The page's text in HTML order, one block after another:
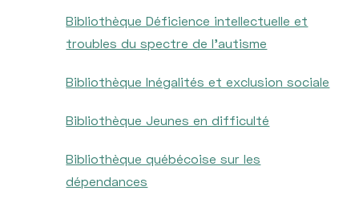
Bibliothèque Déficience intellectuelle et
troubles du spectre de l'autisme
Bibliothèque Inégalités et exclusion sociale
Bibliothèque Jeunes en difficulté
Bibliothèque québécoise sur les
dépendances